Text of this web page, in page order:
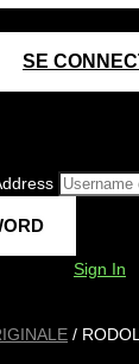
SE
Sign In
/